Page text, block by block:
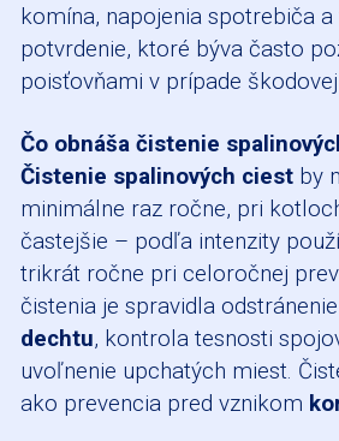
komína, napojenia spotrebiča a
potvrdenie, ktoré býva často
poisťovňami v prípade
Čo obnáša čistenie
Čistenie spalinových ciest by
minimálne raz ročne, pri
častejšie – podľa intenzity
trikrát ročne pri celoročnej
čistenia je spravidla odstránenie
dechtu, kontrola tesnosti
uvoľnenie upchatých miest.
ako prevencia pred vznikom